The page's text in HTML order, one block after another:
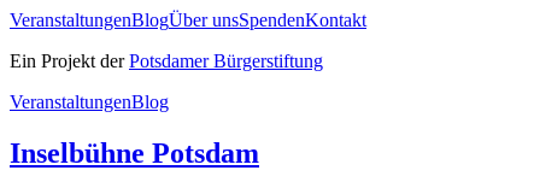
VeranstaltungenBlogÜber unsSpendenKontakt
Ein Projekt der Potsdamer Bürgerstiftung
VeranstaltungenBlog
Inselbühne Potsdam